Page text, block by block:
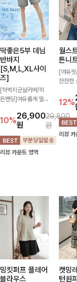
딱좋은5부 데님
반바지
[S,M,L,XL사이
즈]
[허벅지군살커버/히
든밴딩]여유롭게 떨어
없는 5부 기장으로 편
안하게 즐기기 좋은
데님 팬츠 ✨ 빈티지
한 워싱감이 더해져
캐주얼하면서도 트렌
10%26,900
원
29,800
원
리뷰 카운트 영역
월스
튼니
[여유
잔잔한
더해져
도 세
출해주
고 부드
로 단독
12%
리뷰 카
밍킷퍼프 플레어
블라우스
캣밍
턴원